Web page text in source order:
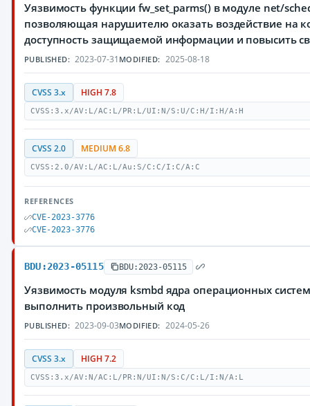
Уязвимость функции fw_set_parms() в модуле net/
позволяющая нарушителю оказать воздействие на
доступность защищаемой информации и повысить
PUBLISHED: 2023-07-31 MODIFIED: 2025-08-18
CVSS 3.x HIGH 7.8
CVSS:3.x/AV:L/AC:L/PR:L/UI:N/S:U/C:H/I:H/A:H
CVSS 2.0 MEDIUM 6.8
CVSS:2.0/AV:L/AC:L/Au:S/C:C/I:C/A:C
REFERENCES
CVE-2023-3776
CVE-2023-3776
BDU:2023-05115 BDU:2023-05115
Уязвимость модуля ksmbd ядра операционных
выполнить произвольный код
PUBLISHED: 2023-09-03MODIFIED: 2024-05-26
CVSS 3.x HIGH 7.2
CVSS:3.x/AV:N/AC:L/PR:N/UI:N/S:C/C:L/I:N/A:L